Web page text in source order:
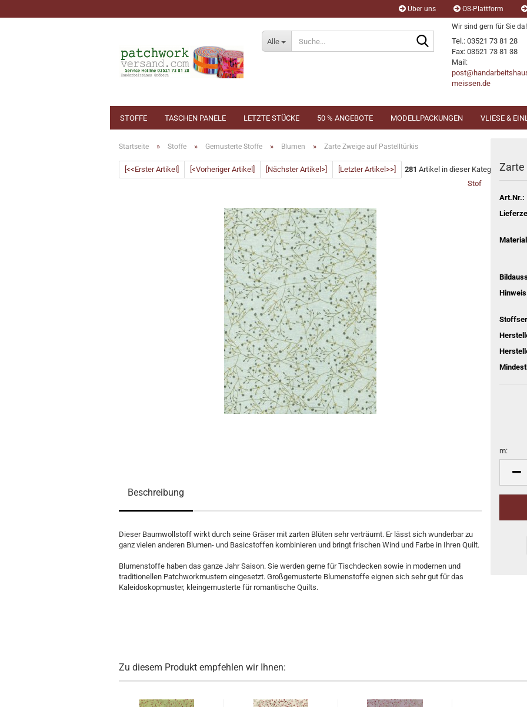
Über uns OS-Plattform
Alle
Wir sind gern für Sie da!
Tel.: 03521 73 81 28
Fax: 03521 73 81 38
Mail:
meissen.de
STOFFE TASCHEN PANELE LETZTE STÜCKE 50 % ANGEBOTE MODELLPACKUNGEN VLIESE &
Startseite » Stoffe » Gemusterte Stoffe » Blumen » Zarte Zweige auf Pastelltürkis
[<<Erster Artikel] [<Vorheriger Artikel] [Nächster Artikel>] [Letzter Artikel>>] 281 Artikel in dieser Kategorie
Stof
Zarte
Art.Nr.:
m:
Beschreibung
Dieser Baumwollstoff wirkt durch seine Gräser mit zarten Blüten sehr verträumt. Er lässt sich wunderbar zu
ganz vielen anderen Blumen- und Basicstoffen kombinieren und bringt frischen Wind und Farbe in Ihren Quilt.
Blumenstoffe haben das ganze Jahr Saison. Sie werden gerne für Tischdecken sowie in modernen und
traditionellen Patchworkmustern eingesetzt. Großgemusterte Blumenstoffe eignen sich sehr gut für das
Kaleidoskopmuster, kleingemusterte für romantische Quilts.
Zu diesem Produkt empfehlen wir Ihnen: